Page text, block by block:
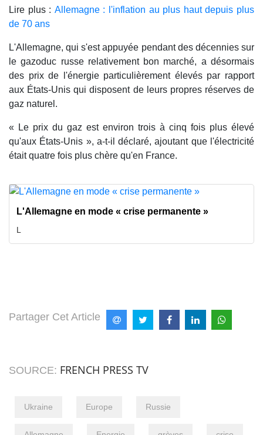
Lire plus : Allemagne : l'inflation au plus haut depuis plus
de 70 ans
L'Allemagne, qui s'est appuyée pendant des décennies sur
le gazoduc russe relativement bon marché, a désormais
des prix de l'énergie particulièrement élevés par rapport
aux États-Unis qui disposent de leurs propres réserves de
gaz naturel.
« Le prix du gaz est environ trois à cinq fois plus élevé
qu'aux États-Unis », a-t-il déclaré, ajoutant que l'électricité
était quatre fois plus chère qu'en France.
L'Allemagne en mode « crise permanente »
L
Partager Cet Article
SOURCE: FRENCH PRESS TV
Ukraine Europe Russie